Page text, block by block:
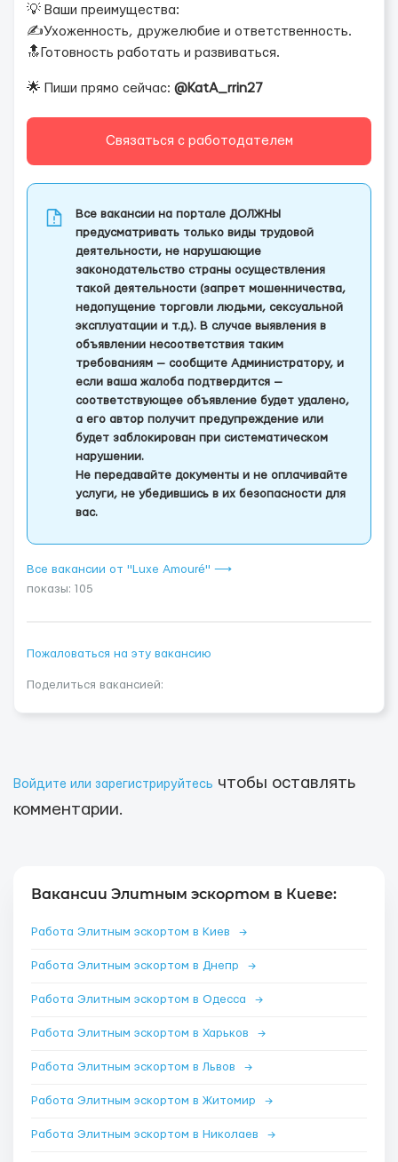
💡 Ваши преимущества:
✍️Ухоженность, дружелюбие и ответственность.
🔝Готовность работать и развиваться.
🌟 Пиши прямо сейчас: @KatA_rrin27
Связаться с работодателем
Все вакансии на портале ДОЛЖНЫ
предусматривать только виды трудовой
деятельности, не нарушающие
законодательство страны осуществления
такой деятельности (запрет мошенничества,
недопущение торговли людьми, сексуальной
эксплуатации и т.д.). В случае выявления в
объявлении несоответствия таким
требованиям — сообщите Администратору, и
если ваша жалоба подтвердится —
соответствующее объявление будет удалено,
а его автор получит предупреждение или
будет заблокирован при систематическом
нарушении.
Не передавайте документы и не оплачивайте
услуги, не убедившись в их безопасности для
вас.
Все вакансии от "Luxe Amouré" ⟶
показы: 105
Пожаловаться на эту вакансию
Поделиться вакансией:
Войдите или зарегистрируйтесь чтобы оставлять
комментарии.
Вакансии Элитным эскортом в Киеве:
Работа Элитным эскортом в Киев →
Работа Элитным эскортом в Днепр →
Работа Элитным эскортом в Одесса →
Работа Элитным эскортом в Харьков →
Работа Элитным эскортом в Львов →
Работа Элитным эскортом в Житомир →
Работа Элитным эскортом в Николаев →